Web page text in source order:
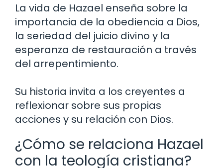
La vida de Hazael enseña sobre la
importancia de la obediencia a Dios,
la seriedad del juicio divino y la
esperanza de restauración a través
del arrepentimiento.
Su historia invita a los creyentes a
reflexionar sobre sus propias
acciones y su relación con Dios.
¿Cómo se relaciona Hazael
con la teología cristiana?